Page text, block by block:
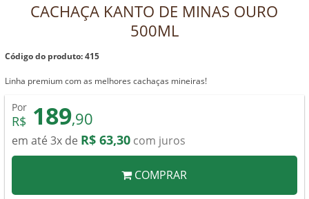
CACHAÇA KANTO DE MINAS OURO
500ML
Código do produto: 415
Linha premium com as melhores cachaças mineiras!
Por
R$ 189,90
em até 3x de R$ 63,30 com juros
COMPRAR